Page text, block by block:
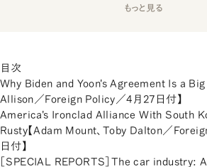
もっと見る
目次
Why Biden and Yoon's Agreement Is a Big
Allison／Foreign Policy／4月27日付】
America's Ironclad Alliance With South
Rusty【Adam Mount、Toby Dalton／
日付】
［SPECIAL REPORTS］The car